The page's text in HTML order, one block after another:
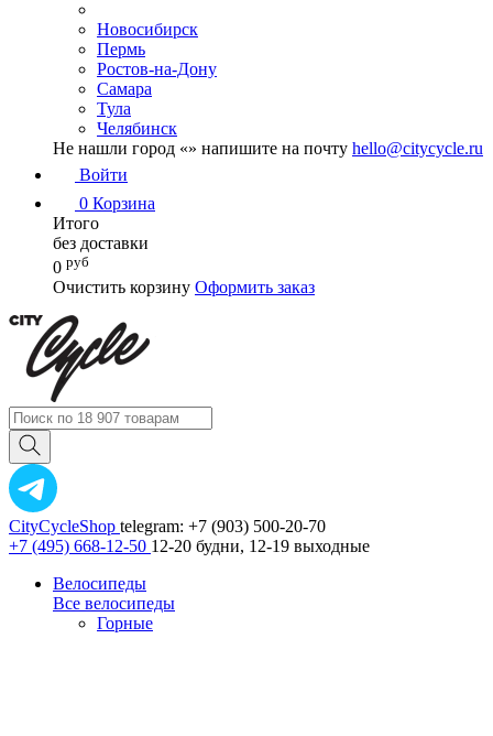
Новосибирск
Пермь
Ростов-на-Дону
Самара
Тула
Челябинск
Не нашли город «» напишите на почту hello@citycycle.ru
Войти
0 Корзина
Итого
без доставки
0 руб
Очистить корзину Оформить заказ
CityCycleShop telegram: +7 (903) 500-20-70
+7 (495) 668-12-50 12-20 будни, 12-19 выходные
Велосипеды
Все велосипеды
Горные